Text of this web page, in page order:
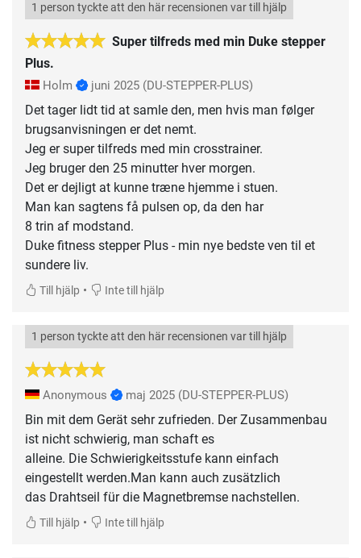
Super tilfreds med min Duke stepper
Plus.
1 person tyckte att den här recensionen var till hjälp
Holm juni 2025 (DU-STEPPER-PLUS)
Det tager lidt tid at samle den, men hvis man følger
brugsanvisningen er det nemt.
Jeg er super tilfreds med min crosstrainer.
Jeg bruger den 25 minutter hver morgen.
Det er dejligt at kunne træne hjemme i stuen.
Man kan sagtens få pulsen op, da den har
8 trin af modstand.
Duke fitness stepper Plus - min nye bedste ven til et
sundere liv.
Till hjälp • Inte till hjälp
1 person tyckte att den här recensionen var till hjälp
Anonymous maj 2025 (DU-STEPPER-PLUS)
Bin mit dem Gerät sehr zufrieden. Der Zusammenbau
ist nicht schwierig, man schaft es
alleine. Die Schwierigkeitsstufe kann einfach
eingestellt werden.Man kann auch zusätzlich
das Drahtseil für die Magnetbremse nachstellen.
Till hjälp • Inte till hjälp